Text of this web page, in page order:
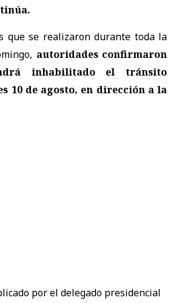
que se realizaron durante toda la
autoridades confirmaron
inhabilitado el tránsito
10 de agosto, en dirección a la
por el delegado presidencial